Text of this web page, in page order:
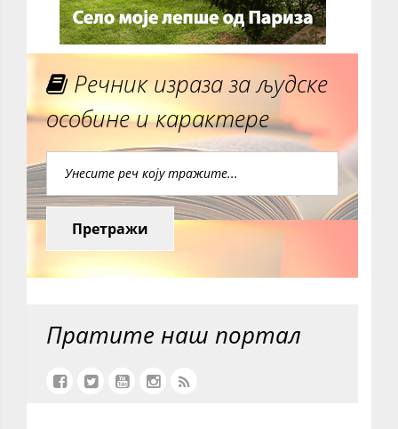
Речник израза за људске
особине и карактере
Претражи
Пратите наш портал